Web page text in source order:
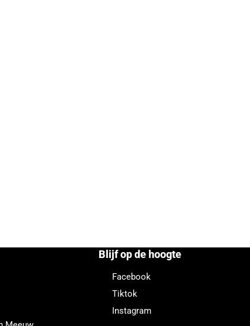
Blijf op de hoogte
Facebook
Tiktok
Instagram